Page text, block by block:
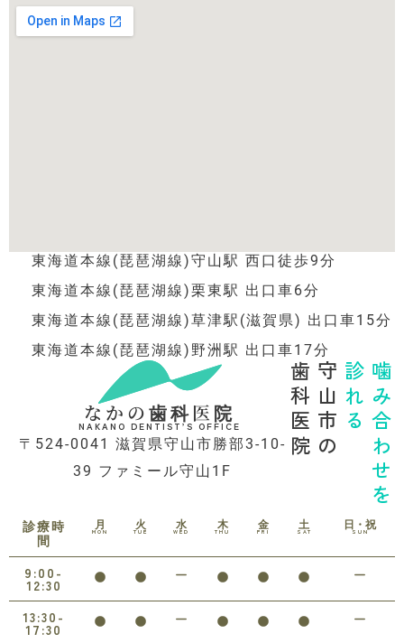
東海道本線(琵琶湖線)守山駅 西口徒歩9分
東海道本線(琵琶湖線)栗東駅 出口車6分
東海道本線(琵琶湖線)草津駅(滋賀県) 出口車15分
東海道本線(琵琶湖線)野洲駅 出口車17分
なかの歯科医院
NAKANO DENTIST’S OFFICE
〒524-0041 滋賀県守山市勝部3-10-
39 ファミール守山1F
噛み合わせを
診れる
守山市の
歯科医院
診療時
間
月
MON
火
TUE
水
WED
木
THU
金
FRI
土
SAT
日・祝
SUN
9:00-
12:30
13:30-
17:30